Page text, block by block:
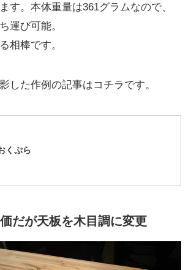
す。本体重量は361グラムなので、
運び可能。
相棒です。
した作例の記事はコチラです。
くぷら
だが天板を木目調に変更